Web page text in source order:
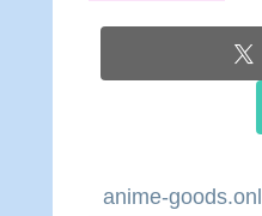
anime-